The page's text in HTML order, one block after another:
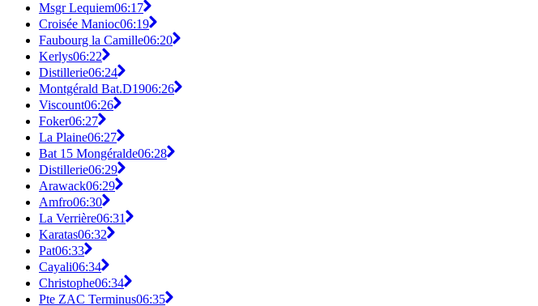
Msgr Lequiem06:17
Croisée Manioc06:19
Faubourg la Camille06:20
Kerlys06:22
Distillerie06:24
Montgérald Bat.D1906:26
Viscount06:26
Foker06:27
La Plaine06:27
Bat 15 Mongéralde06:28
Distillerie06:29
Arawack06:29
Amfro06:30
La Verrière06:31
Karatas06:32
Pat06:33
Cayali06:34
Christophe06:34
Pte ZAC Terminus06:35